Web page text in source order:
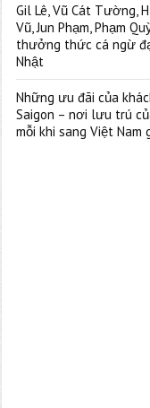
Gil Lê, Vũ Cát Tường,
Vũ, Jun Phạm, Phạm
thưởng thức cá ngừ
Nhật
Những ưu đãi của
Saigon – nơi lưu trú
mỗi khi sang Việt Nam